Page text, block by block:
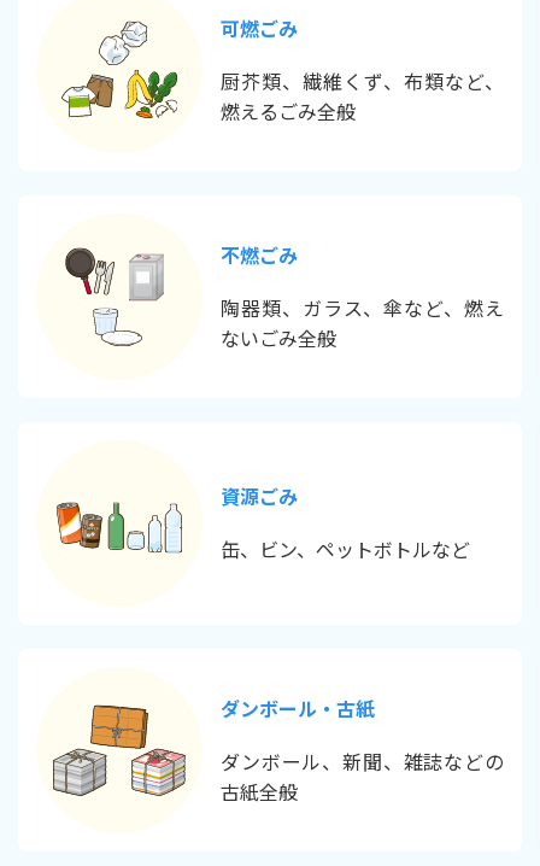
可燃ごみ
厨芥類、繊維くず、布類など、
燃えるごみ全般
不燃ごみ
陶器類、ガラス、傘など、燃え
ないごみ全般
資源ごみ
缶、ビン、ペットボトルなど
ダンボール・古紙
ダンボール、新聞、雑誌などの
古紙全般